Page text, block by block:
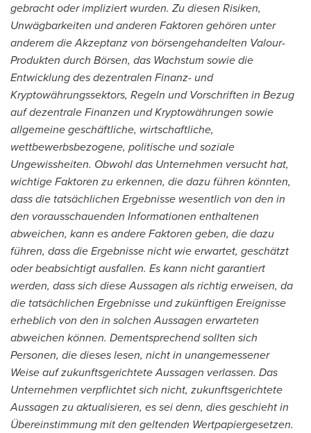
gebracht oder impliziert wurden. Zu diesen Risiken,
Unwägbarkeiten und anderen Faktoren gehören unter
anderem die Akzeptanz von börsengehandelten Valour-
Produkten durch Börsen, das Wachstum sowie die
Entwicklung des dezentralen Finanz- und
Kryptowährungssektors, Regeln und Vorschriften in Bezug
auf dezentrale Finanzen und Kryptowährungen sowie
allgemeine geschäftliche, wirtschaftliche,
wettbewerbsbezogene, politische und soziale
Ungewissheiten. Obwohl das Unternehmen versucht hat,
wichtige Faktoren zu erkennen, die dazu führen könnten,
dass die tatsächlichen Ergebnisse wesentlich von den in
den vorausschauenden Informationen enthaltenen
abweichen, kann es andere Faktoren geben, die dazu
führen, dass die Ergebnisse nicht wie erwartet, geschätzt
oder beabsichtigt ausfallen. Es kann nicht garantiert
werden, dass sich diese Aussagen als richtig erweisen, da
die tatsächlichen Ergebnisse und zukünftigen Ereignisse
erheblich von den in solchen Aussagen erwarteten
abweichen können. Dementsprechend sollten sich
Personen, die dieses lesen, nicht in unangemessener
Weise auf zukunftsgerichtete Aussagen verlassen. Das
Unternehmen verpflichtet sich nicht, zukunftsgerichtete
Aussagen zu aktualisieren, es sei denn, dies geschieht in
Übereinstimmung mit den geltenden Wertpapiergesetzen.